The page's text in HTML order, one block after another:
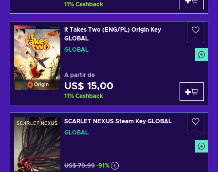
11% Cashback
Origin
It Takes Two (ENG/PL) Origin Key
GLOBAL
GLOBAL
A partir de
US$ 15,00
11% Cashback
SCARLET NEXUS Steam Key GLOBAL
GLOBAL
US$ 79,99 -91%